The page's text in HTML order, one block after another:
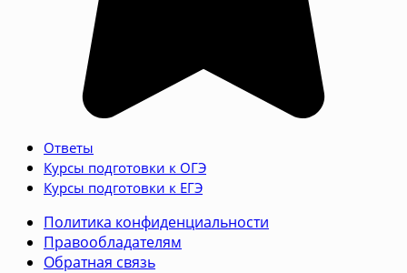
Ответы
Курсы подготовки к ОГЭ
Курсы подготовки к ЕГЭ
Политика конфиденциальности
Правообладателям
Обратная связь